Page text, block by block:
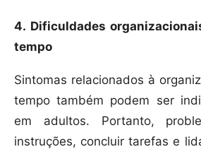
4. Dificuldades
tempo
Sintomas relacionados à
tempo também podem ser
em adultos. Portanto,
instruções, concluir tarefas e